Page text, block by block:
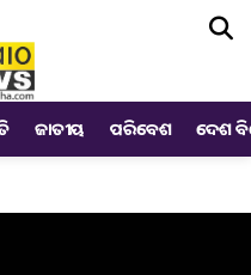
ଜାତୀୟ ପରିବେଶ ଦେଶ